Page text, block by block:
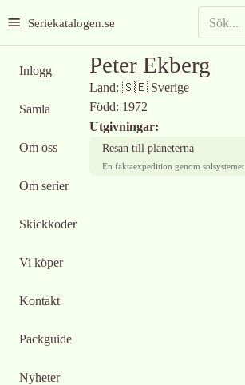
Seriekatalogen.se
Inlogg
Samla
Om oss
Om serier
Skickkoder
Vi köper
Kontakt
Packguide
Nyheter
Peter Ekberg
Land: 🇸🇪 Sverige
Född: 1972
Utgivningar:
Resan till planeterna
En faktaexpedition genom solsystemet